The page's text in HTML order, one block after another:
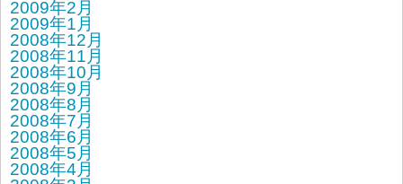
2009年2月
2009年1月
2008年12月
2008年11月
2008年10月
2008年9月
2008年8月
2008年7月
2008年6月
2008年5月
2008年4月